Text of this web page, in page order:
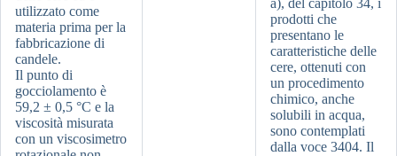
utilizzato come
materia prima per la
fabbricazione di
candele.
Il punto di
gocciolamento è
59,2 ± 0,5 °C e la
viscosità misurata
con un viscosimetro
a), del capitolo 34, i
prodotti che
presentano le
caratteristiche delle
cere, ottenuti con
un procedimento
chimico, anche
solubili in acqua,
sono contemplati
dalla voce 3404. Il